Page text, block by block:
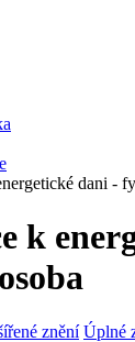
dani -
k
znění Úplné